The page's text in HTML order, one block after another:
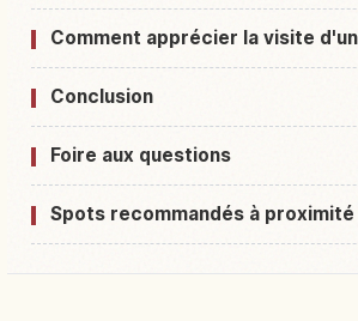
Comment apprécier la visite
Conclusion
Foire aux questions
Spots recommandés à proximité